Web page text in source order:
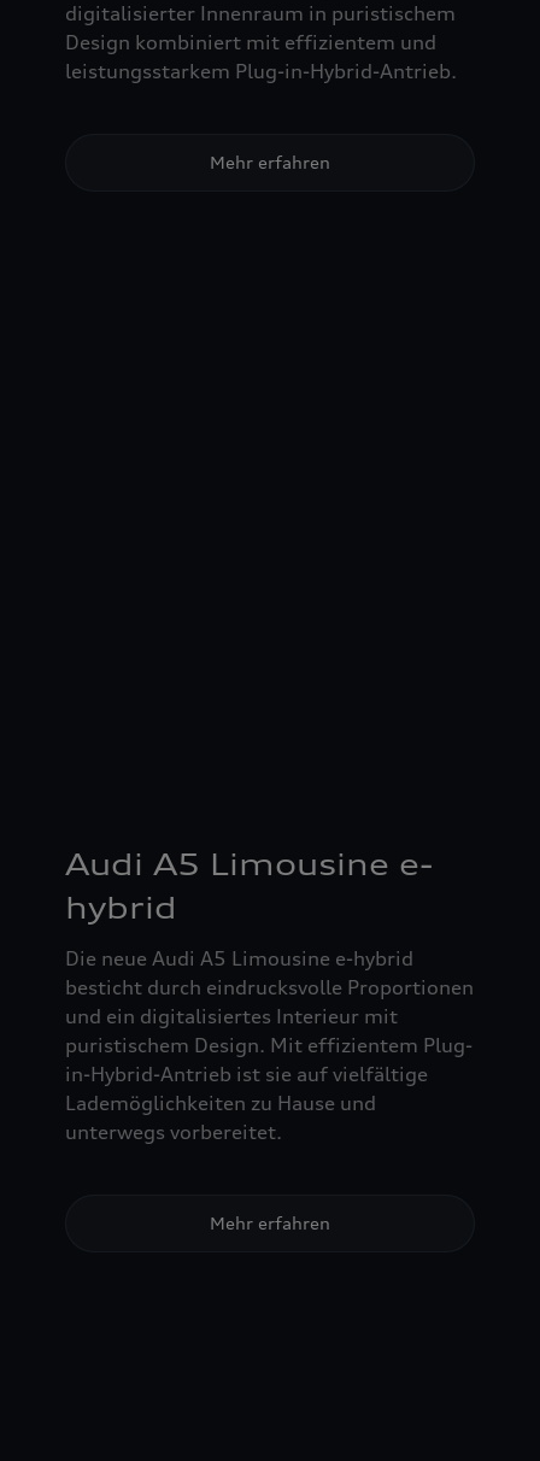
digitalisierter Innenraum in puristischem
Design kombiniert mit effizientem und
leistungsstarkem Plug-in-Hybrid-Antrieb.
Mehr erfahren
Audi A5 Limousine e-
hybrid
Die neue Audi A5 Limousine e-hybrid
besticht durch eindrucksvolle Proportionen
und ein digitalisiertes Interieur mit
puristischem Design. Mit effizientem Plug-
in-Hybrid-Antrieb ist sie auf vielfältige
Lademöglichkeiten zu Hause und
unterwegs vorbereitet.
Mehr erfahren